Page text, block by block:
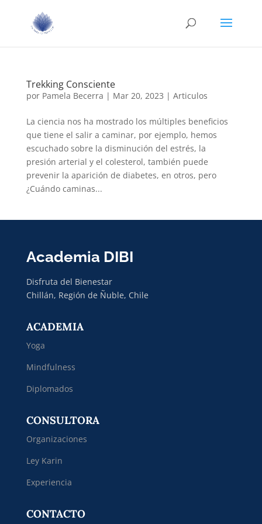
Trekking Consciente
por Pamela Becerra | Mar 20, 2023 | Articulos
La ciencia nos ha mostrado los múltiples beneficios
que tiene el salir a caminar, por ejemplo, hemos
escuchado sobre la disminución del estrés, la
presión arterial y el colesterol, también puede
prevenir la aparición de diabetes, en otros, pero
¿Cuándo caminas...
Academia DIBI
Disfruta del Bienestar
Chillán, Región de Ñuble, Chile
ACADEMIA
Yoga
Mindfulness
Diplomados
CONSULTORA
Organizaciones
Ley Karin
Experiencia
CONTACTO